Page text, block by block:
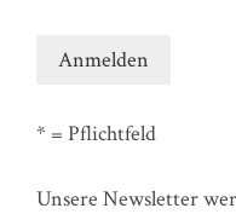
* = Pflichtfeld
Unsere Newsletter